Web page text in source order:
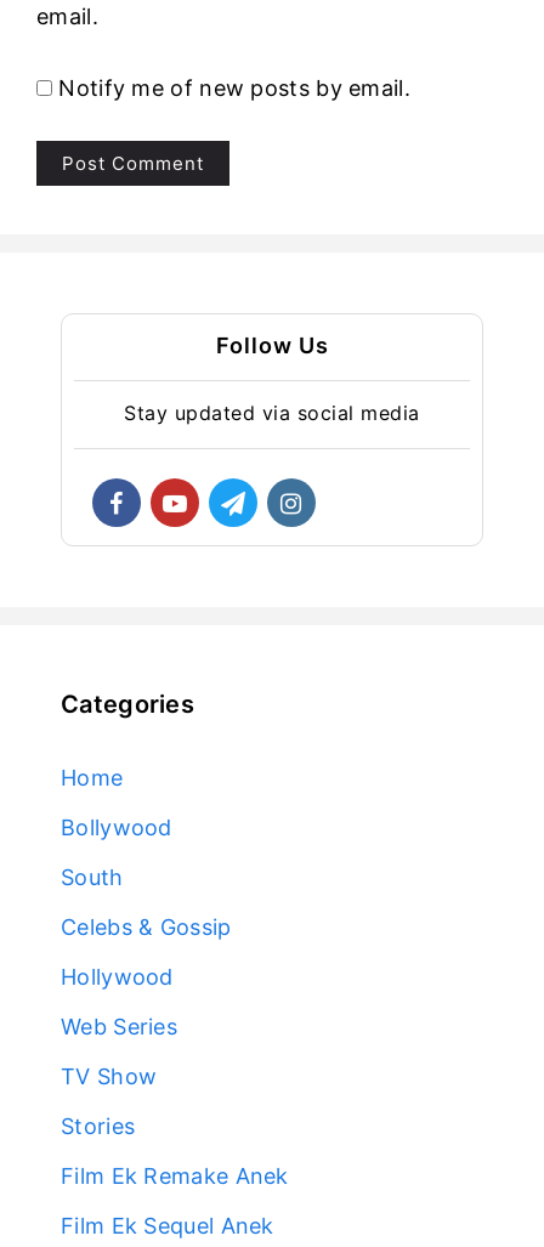
email.
Notify me of new posts by email.
Follow Us
Stay updated via social media
Categories
Home
Bollywood
South
Celebs & Gossip
Hollywood
Web Series
TV Show
Stories
Film Ek Remake Anek
Film Ek Sequel Anek